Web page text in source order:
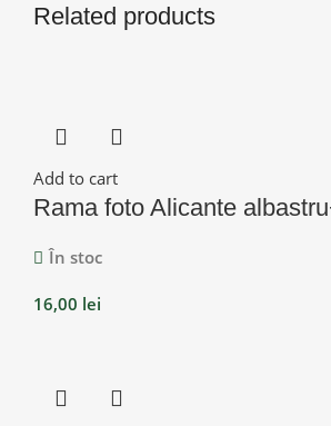
Related products
Add to cart
Rama foto Alicante
În stoc
16,00 lei